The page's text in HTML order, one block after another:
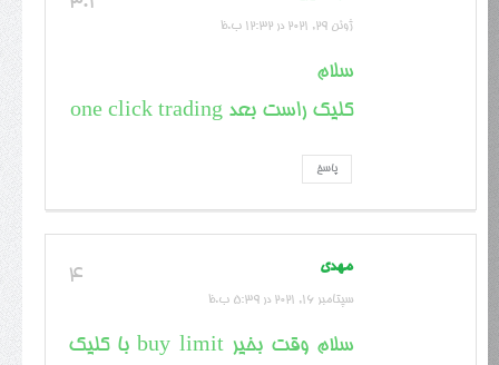
ژوئن 29, 2021 در 12:32 ب.ظ
سلام
کلیک راست بعد one click trading
پاسخ
4 مهدی
سپتامبر 16, 2021 در 5:39 ب.ظ
سلام وقت بخیر buy limit با کلیک